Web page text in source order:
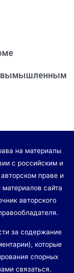
вымышленным
на материалы
с российским и
праве и
сайта
авторского
за содержание
которые
спорных
связаться.